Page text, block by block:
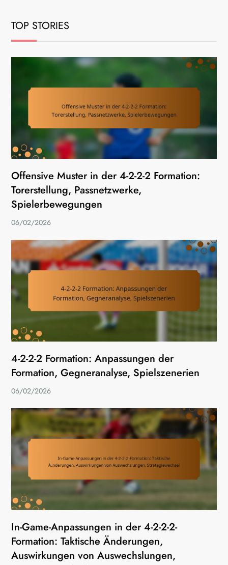
TOP STORIES
Offensive Muster in der 4-2-2-2 Formation:
Torerstellung, Passnetzwerke,
Spielerbewegungen
06/02/2026
4-2-2-2 Formation: Anpassungen der
Formation, Gegneranalyse, Spielszenerien
06/02/2026
In-Game-Anpassungen in der 4-2-2-2-
Formation: Taktische Änderungen,
Auswirkungen von Auswechslungen,